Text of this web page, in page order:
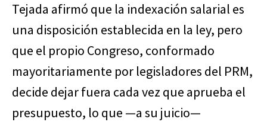
Tejada afirmó que la indexación salarial es
una disposición establecida en la ley, pero
que el propio Congreso, conformado
mayoritariamente por legisladores del PRM,
decide dejar fuera cada vez que aprueba el
presupuesto, lo que —a su juicio—